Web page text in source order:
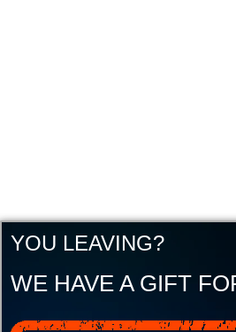
YOU LEAVING?
WE HAVE A GIFT